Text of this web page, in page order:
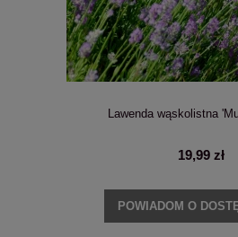
Lawenda wąskolistna
19,99 zł
POWIADOM O